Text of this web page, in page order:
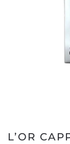
L’OR